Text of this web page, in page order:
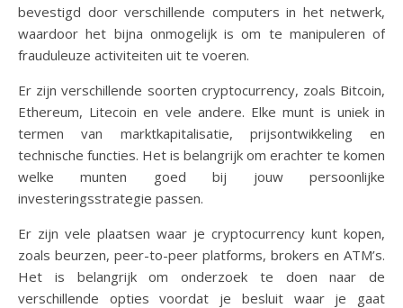
bevestigd door verschillende computers in het netwerk,
waardoor het bijna onmogelijk is om te manipuleren of
frauduleuze activiteiten uit te voeren.
Er zijn verschillende soorten cryptocurrency, zoals Bitcoin,
Ethereum, Litecoin en vele andere. Elke munt is uniek in
termen van marktkapitalisatie, prijsontwikkeling en
technische functies. Het is belangrijk om erachter te komen
welke munten goed bij jouw persoonlijke
investeringsstrategie passen.
Er zijn vele plaatsen waar je cryptocurrency kunt kopen,
zoals beurzen, peer-to-peer platforms, brokers en ATM’s.
Het is belangrijk om onderzoek te doen naar de
verschillende opties voordat je besluit waar je gaat